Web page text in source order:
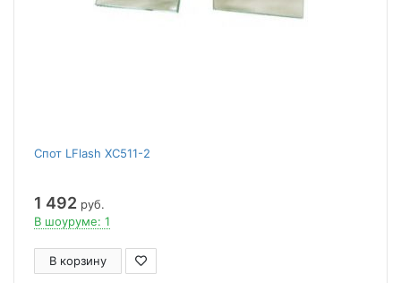
Спот LFlash XC511-2
1 492 руб.
В шоуруме: 1
В корзину